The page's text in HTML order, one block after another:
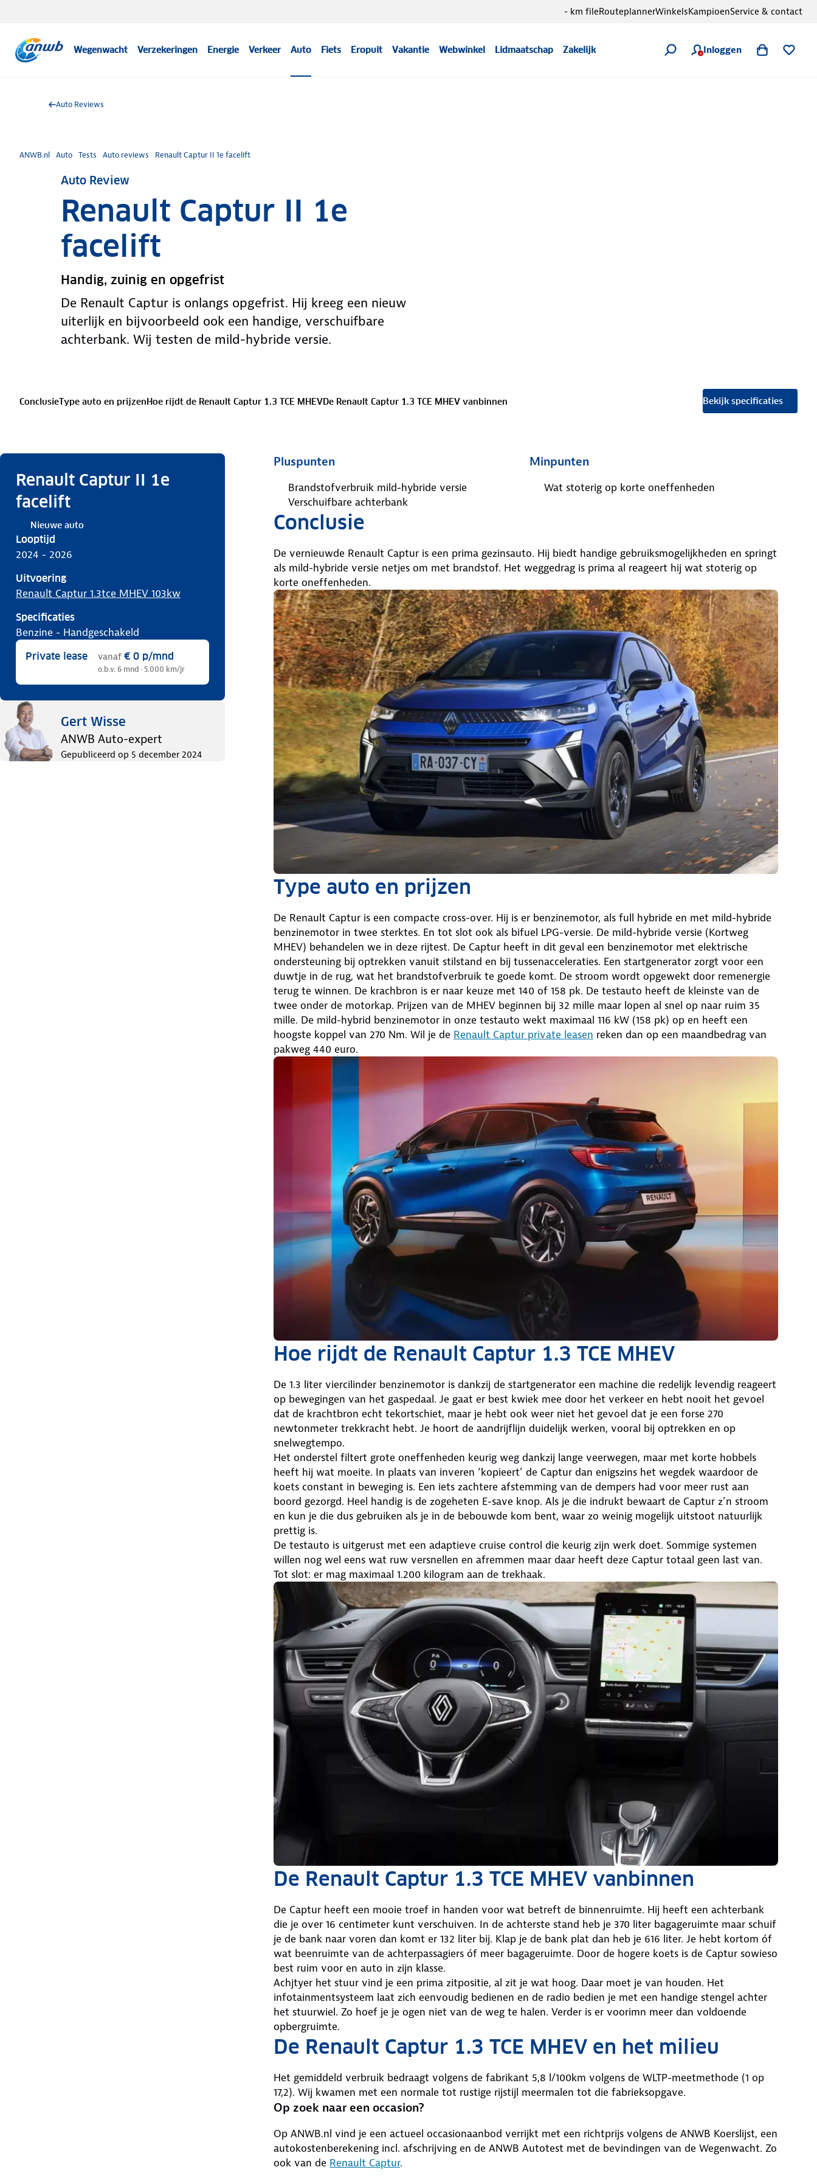
Wegenwacht Verzekeringen Energie Verkeer Auto Fiets Eropuit Vakantie Webwinkel Lidmaatschap Zakelijk Inloggen
- km fileRouteplannerWinkelsKampioenService & contact
Auto Reviews
ANWB.nl Auto Tests Auto reviews Renault Captur II 1e facelift
Auto Review
Renault Captur II 1e
facelift
Handig, zuinig en opgefrist
De Renault Captur is onlangs opgefrist. Hij kreeg een nieuw
uiterlijk en bijvoorbeeld ook een handige, verschuifbare
achterbank. Wij testen de mild-hybride versie.
ConclusieType auto en prijzenHoe rijdt de Renault Captur 1.3 TCE MHEVDe Renault Captur 1.3 TCE MHEV vanbinnen Bekijk specificaties
Renault Captur II 1e
facelift
Nieuwe auto
Looptijd
2024 - 2026
Uitvoering
Renault Captur 1.3tce MHEV 103kw
Specificaties
benzine - handgeschakeld
Private lease vanaf € 0 p/mnd
o.b.v. 6 mnd · 5.000 km/jr
Gert Wisse
ANWB Auto-expert
Gepubliceerd op 5 december 2024
Pluspunten
Brandstofverbruik mild-hybride versie
Verschuifbare achterbank
Minpunten
Wat stoterig op korte oneffenheden
Conclusie
De vernieuwde Renault Captur is een prima gezinsauto. Hij biedt handige gebruiksmogelijkheden en springt
als mild-hybride versie netjes om met brandstof. Het weggedrag is prima al reageert hij wat stoterig op
korte oneffenheden.
Type auto en prijzen
De Renault Captur is een compacte cross-over. Hij is er benzinemotor, als full hybride en met mild-hybride
benzinemotor in twee sterktes. En tot slot ook als bifuel LPG-versie. De mild-hybride versie (Kortweg
MHEV) behandelen we in deze rijtest. De Captur heeft in dit geval een benzinemotor met elektrische
ondersteuning bij optrekken vanuit stilstand en bij tussenacceleraties. Een startgenerator zorgt voor een
duwtje in de rug, wat het brandstofverbruik te goede komt. De stroom wordt opgewekt door remenergie
terug te winnen. De krachbron is er naar keuze met 140 of 158 pk. De testauto heeft de kleinste van de
twee onder de motorkap. Prijzen van de MHEV beginnen bij 32 mille maar lopen al snel op naar ruim 35
mille. De mild-hybrid benzinemotor in onze testauto wekt maximaal 116 kW (158 pk) op en heeft een
hoogste koppel van 270 Nm. Wil je de Renault Captur private leasen reken dan op een maandbedrag van
pakweg 440 euro.
Hoe rijdt de Renault Captur 1.3 TCE MHEV
De 1.3 liter viercilinder benzinemotor is dankzij de startgenerator een machine die redelijk levendig reageert
op bewegingen van het gaspedaal. Je gaat er best kwiek mee door het verkeer en hebt nooit het gevoel
dat de krachtbron echt tekortschiet, maar je hebt ook weer niet het gevoel dat je een forse 270
newtonmeter trekkracht hebt. Je hoort de aandrijflijn duidelijk werken, vooral bij optrekken en op
snelwegtempo.
Het onderstel filtert grote oneffenheden keurig weg dankzij lange veerwegen, maar met korte hobbels
heeft hij wat moeite. In plaats van inveren ‘kopieert’ de Captur dan enigszins het wegdek waardoor de
koets constant in beweging is. Een iets zachtere afstemming van de dempers had voor meer rust aan
boord gezorgd. Heel handig is de zogeheten E-save knop. Als je die indrukt bewaart de Captur z’n stroom
en kun je die dus gebruiken als je in de bebouwde kom bent, waar zo weinig mogelijk uitstoot natuurlijk
prettig is.
De testauto is uitgerust met een adaptieve cruise control die keurig zijn werk doet. Sommige systemen
willen nog wel eens wat ruw versnellen en afremmen maar daar heeft deze Captur totaal geen last van.
Tot slot: er mag maximaal 1.200 kilogram aan de trekhaak.
De Renault Captur 1.3 TCE MHEV vanbinnen
De Captur heeft een mooie troef in handen voor wat betreft de binnenruimte. Hij heeft een achterbank
die je over 16 centimeter kunt verschuiven. In de achterste stand heb je 370 liter bagageruimte maar schuif
je de bank naar voren dan komt er 132 liter bij. Klap je de bank plat dan heb je 616 liter. Je hebt kortom óf
wat beenruimte van de achterpassagiers óf meer bagageruimte. Door de hogere koets is de Captur sowieso
best ruim voor en auto in zijn klasse.
Achjtyer het stuur vind je een prima zitpositie, al zit je wat hoog. Daar moet je van houden. Het
infotainmentsysteem laat zich eenvoudig bedienen en de radio bedien je met een handige stengel achter
het stuurwiel. Zo hoef je je ogen niet van de weg te halen. Verder is er voorimn meer dan voldoende
opbergruimte.
De Renault Captur 1.3 TCE MHEV en het milieu
Het gemiddeld verbruik bedraagt volgens de fabrikant 5,8 l/100km volgens de WLTP-meetmethode (1 op
17,2). Wij kwamen met een normale tot rustige rijstijl meermalen tot die fabrieksopgave.
Op zoek naar een occasion?
Op ANWB.nl vind je een actueel occasionaanbod verrijkt met een richtprijs volgens de ANWB Koerslijst, een
autokostenberekening incl. afschrijving en de ANWB Autotest met de bevindingen van de Wegenwacht. Zo
ook van de Renault Captur.